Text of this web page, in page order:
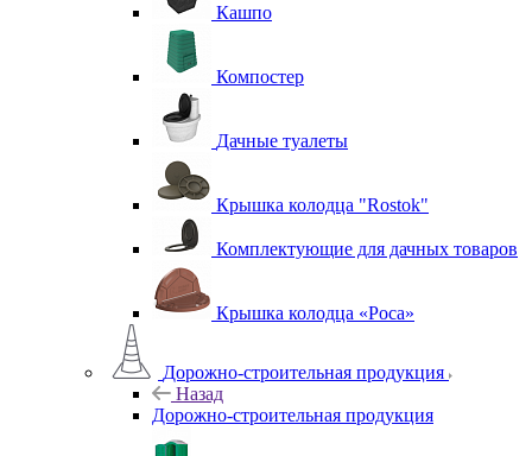
Кашпо
Компостер
Дачные туалеты
Крышка колодца "Rostok"
Комплектующие для дачных товаров
Крышка колодца «Роса»
Дорожно-строительная продукция
Назад
Дорожно-строительная продукция